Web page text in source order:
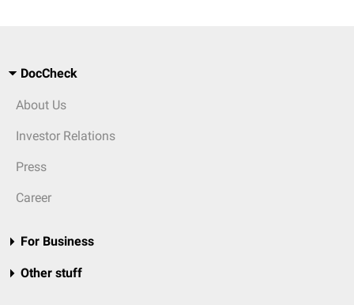
DocCheck
About Us
Investor Relations
Press
Career
For Business
Other stuff